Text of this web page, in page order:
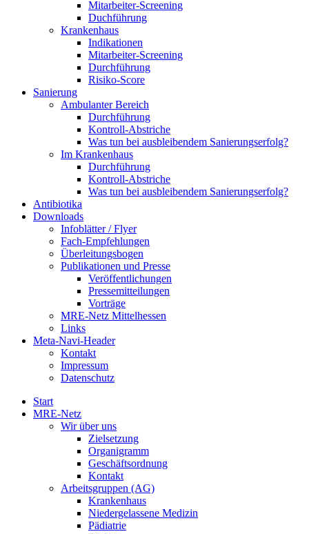
Mitarbeiter-Screening
Duchführung
Krankenhaus
Indikationen
Mitarbeiter-Screening
Durchführung
Risiko-Score
Sanierung
Ambulanter Bereich
Durchführung
Kontroll-Abstriche
Was tun bei ausbleibendem Sanierungserfolg?
Im Krankenhaus
Durchführung
Kontroll-Abstriche
Was tun bei ausbleibendem Sanierungserfolg?
Antibiotika
Downloads
Infoblätter / Flyer
Fach-Empfehlungen
Überleitungsbogen
Publikationen und Presse
Veröffentlichungen
Pressemitteilungen
Vorträge
MRE-Netz Mittelhessen
Links
Meta-Navi-Header
Kontakt
Impressum
Datenschutz
Start
MRE-Netz
Wir über uns
Zielsetzung
Organigramm
Geschäftsordnung
Kontakt
Arbeitsgruppen (AG)
Krankenhaus
Niedergelassene Medizin
Pädiatrie